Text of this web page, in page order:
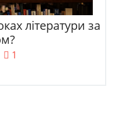
літератури за
1